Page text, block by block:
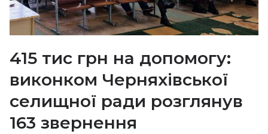
415 тис грн на допомогу:
виконком Черняхівської
селищної ради розглянув
163 звернення